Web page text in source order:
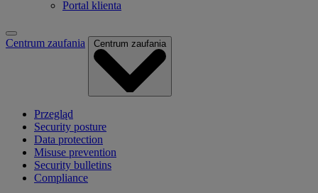
Portal klienta
Centrum zaufania Centrum zaufania
Przegląd
Security posture
Data protection
Misuse prevention
Security bulletins
Compliance